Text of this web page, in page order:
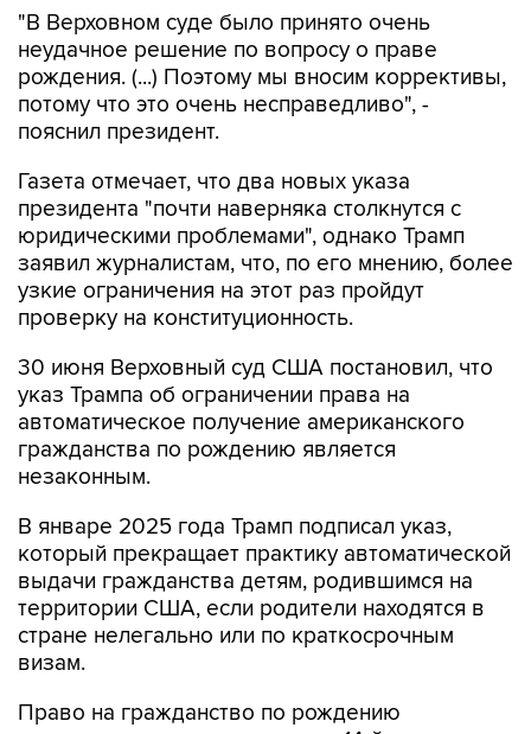
"В Верховном суде было принято очень
неудачное решение по вопросу о праве
рождения. (...) Поэтому мы вносим коррективы,
потому что это очень несправедливо", -
пояснил президент.
Газета отмечает, что два новых указа
президента "почти наверняка столкнутся с
юридическими проблемами", однако Трамп
заявил журналистам, что, по его мнению, более
узкие ограничения на этот раз пройдут
проверку на конституционность.
30 июня Верховный суд США постановил, что
указ Трампа об ограничении права на
автоматическое получение американского
гражданства по рождению является
незаконным.
В январе 2025 года Трамп подписал указ,
который прекращает практику автоматической
выдачи гражданства детям, родившимся на
территории США, если родители находятся в
стране нелегально или по краткосрочным
визам.
Право на гражданство по рождению